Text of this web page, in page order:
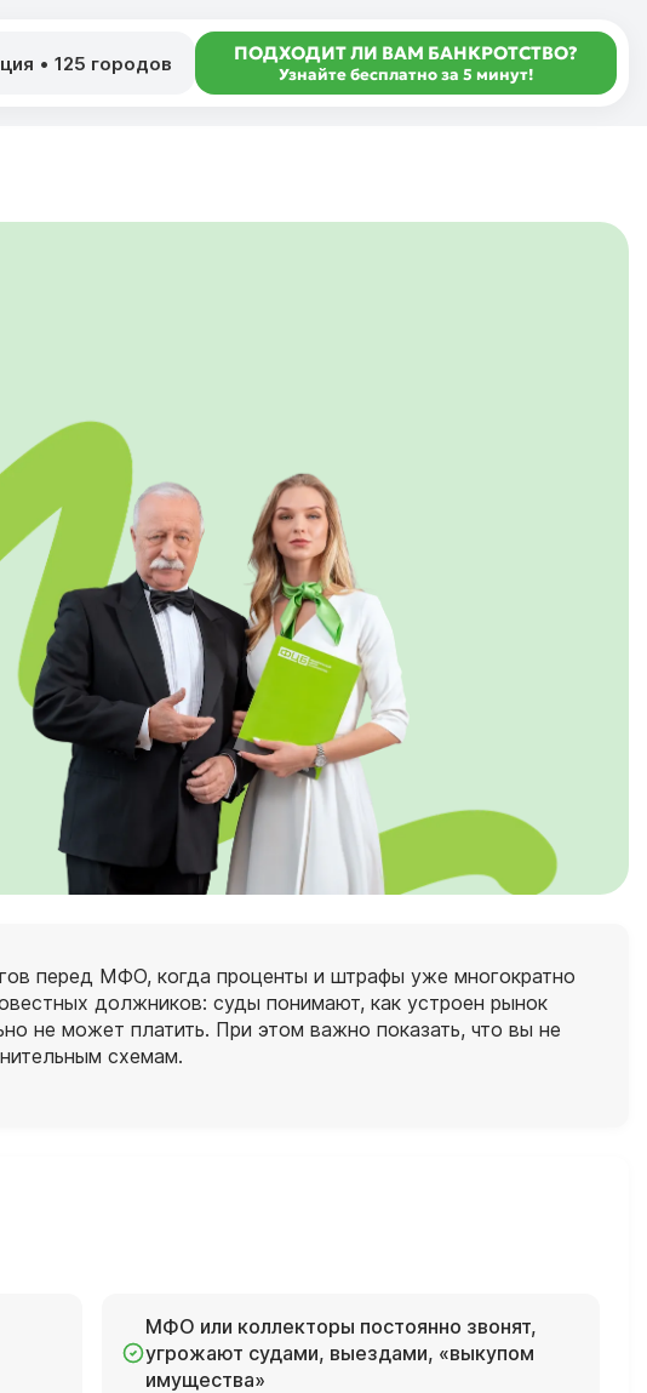
• 125 городов ПОДХОДИТ ЛИ ВАМ БАНКРОТСТВО?
Узнайте бесплатно за 5 минут!
перед МФО, когда проценты и штрафы уже многократно
должников: суды понимают, как устроен рынок
не может платить. При этом важно показать, что вы не
схемам.
МФО или коллекторы постоянно звонят,
угрожают судами, выездами, «выкупом
имущества»